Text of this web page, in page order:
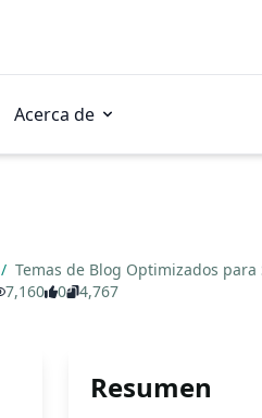
Acerca de
/ Temas de Blog Optimizados para
7,160
0 4,767
Resumen